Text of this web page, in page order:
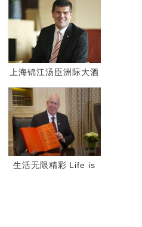
上海锦江汤臣洲际大酒
店总经理
生活无限精彩 Life is